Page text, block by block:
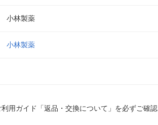
小林製薬
小林製薬
用ガイド「返品・交換について」を必ずご確認